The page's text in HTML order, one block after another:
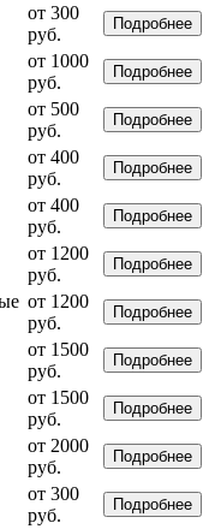
от 300
руб.
Подробнее
от 1000
руб.
Подробнее
от 500
руб.
Подробнее
от 400
руб.
Подробнее
от 400
руб.
Подробнее
от 1200
руб.
Подробнее
от 1200
руб.
Подробнее
от 1500
руб.
Подробнее
от 1500
руб.
Подробнее
от 2000
руб.
Подробнее
от 300
руб.
Подробнее